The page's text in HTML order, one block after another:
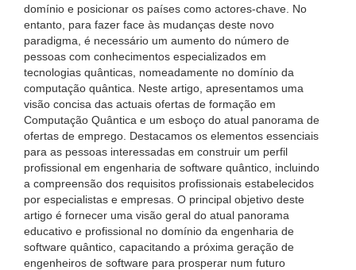
domínio e posicionar os países como actores-chave. No
entanto, para fazer face às mudanças deste novo
paradigma, é necessário um aumento do número de
pessoas com conhecimentos especializados em
tecnologias quânticas, nomeadamente no domínio da
computação quântica. Neste artigo, apresentamos uma
visão concisa das actuais ofertas de formação em
Computação Quântica e um esboço do atual panorama de
ofertas de emprego. Destacamos os elementos essenciais
para as pessoas interessadas em construir um perfil
profissional em engenharia de software quântico, incluindo
a compreensão dos requisitos profissionais estabelecidos
por especialistas e empresas. O principal objetivo deste
artigo é fornecer uma visão geral do atual panorama
educativo e profissional no domínio da engenharia de
software quântico, capacitando a próxima geração de
engenheiros de software para prosperar num futuro